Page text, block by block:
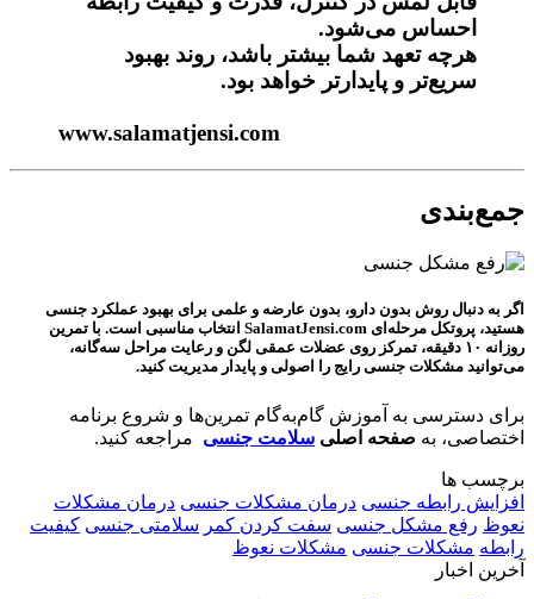
احساس می‌شود.
هرچه تعهد شما بیشتر باشد، روند بهبود
سریع‌تر و پایدارتر خواهد بود.
www.salamatjensi.com
جمع‌بندی
اگر به دنبال روش بدون دارو، بدون عارضه و علمی برای بهبود عملکرد جنسی
هستید، پروتکل مرحله‌ای SalamatJensi.com انتخاب مناسبی است. با تمرین
روزانه ۱۰ دقیقه
، تمرکز روی عضلات عمقی لگن و رعایت مراحل سه‌گانه،
می‌توانید مشکلات جنسی رایج را اصولی و پایدار مدیریت کنید.
برای دسترسی به آموزش گام‌به‌گام تمرین‌ها و شروع برنامه
اختصاصی، به صفحه اصلی سلامت جنسی مراجعه کنید.
برچسب ها
افزایش رابطه جنسی درمان مشکلات جنسی درمان مشکلات
نعوظ رفع مشکل جنسی سفت کردن کمر سلامتی جنسی کیفیت
رابطه مشکلات جنسی مشکلات نعوظ
آخرین اخبار